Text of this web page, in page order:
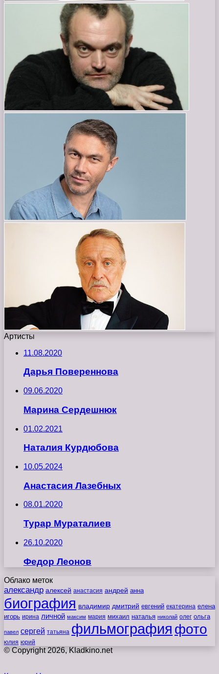
Артисты
11.08.2020
Дарья Повереннова
09.06.2020
Марина Сердешнюк
01.02.2021
Наталия Курдюбова
10.05.2024
Анастасия Лазебных
08.01.2020
Турар Мураталиев
26.10.2020
Федор Леонов
Облако меток
александр алексей анастасия андрей анна
биография владимир дмитрий евгений екатерина елена
игорь ирина личной максим мария михаил наталья николай олег ольга
павел сергей татьяна фильмография фото
юлия юрий
© Copyright 2026, Kladkino.net